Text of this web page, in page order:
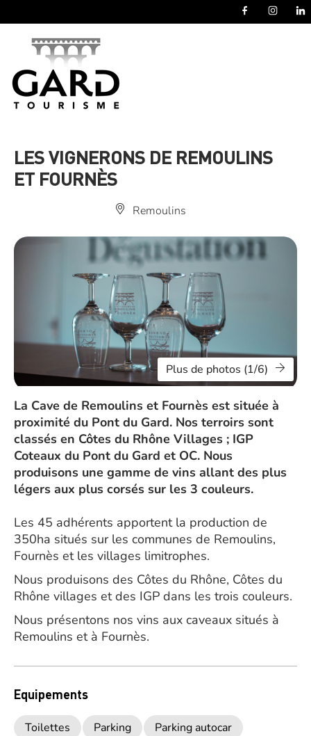
LES VIGNERONS DE REMOULINS
ET FOURNÈS
Remoulins
Plus de photos (1/6)
La Cave de Remoulins et Fournès est située à
proximité du Pont du Gard. Nos terroirs sont
classés en Côtes du Rhône Villages ; IGP
Coteaux du Pont du Gard et OC. Nous
produisons une gamme de vins allant des plus
légers aux plus corsés sur les 3 couleurs.
Les 45 adhérents apportent la production de
350ha situés sur les communes de Remoulins,
Fournès et les villages limitrophes.
Nous produisons des Côtes du Rhône, Côtes du
Rhône villages et des IGP dans les trois couleurs.
Nous présentons nos vins aux caveaux situés à
Remoulins et à Fournès.
Equipements
Toilettes Parking Parking autocar